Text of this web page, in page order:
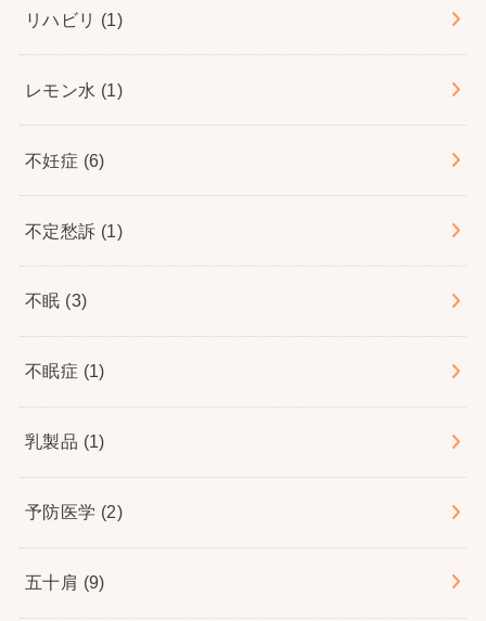
リハビリ (1)
レモン水 (1)
不妊症 (6)
不定愁訴 (1)
不眠 (3)
不眠症 (1)
乳製品 (1)
予防医学 (2)
五十肩 (9)